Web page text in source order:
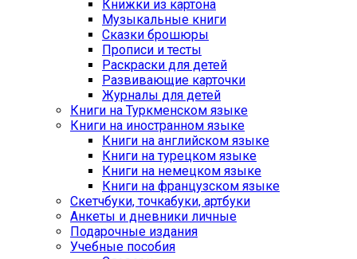
Книжки из картона
Музыкальные книги
Сказки брошюры
Прописи и тесты
Раскраски для детей
Развивающие карточки
Журналы для детей
Книги на Туркменском языке
Книги на иностранном языке
Книги на английском языке
Книги на турецком языке
Книги на немецком языке
Книги на французском языке
Cкетчбуки, точкабуки, артбуки
Анкеты и дневники личные
Подарочные издания
Учебные пособия